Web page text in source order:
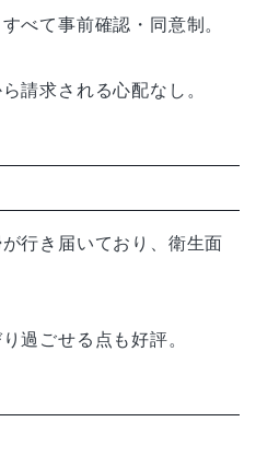
べて事前確認・同意制。
請求される心配なし。
行き届いており、衛生面
過ごせる点も好評。